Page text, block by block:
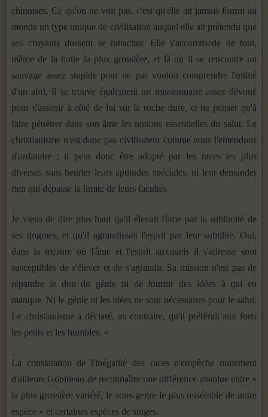
chinoises. Ce qu'on ne voit pas, c'est qu'elle ait jamais fourni au
monde un type unique de civilisation auquel elle ait prétendu que
ses croyants dussent se rattacher. Elle s'accommode de tout,
même de la hutte la plus grossière, et là où il se rencontre un
sauvage assez stupide pour ne pas vouloir comprendre l'utilité
d'un abri, il se trouve également un missionnaire assez dévoué
pour s'asseoir à côté de lui sur la roche dure, et ne penser qu'à
faire pénétrer dans son âme les notions essentielles du salut. Le
christianisme n'est donc pas civilisateur comme nous l'entendons
d'ordinaire ; il peut donc être adopté par les races les plus
diverses sans heurter leurs aptitudes spéciales, ni leur demander
rien qui dépasse la limite de leurs facultés.
Je viens de dire plus haut qu'il élevait l'âme par la subli­mité de
ses dogmes, et qu'il agrandissait l'esprit par leur sub­tilité. Oui,
dans la mesure où l'âme et l'esprit auxquels il s'a­dresse sont
susceptibles de s'élever et de s'agrandir. Sa mission n'est pas de
répandre le don du génie ni de fournir des idées à qui en
manque. Ni le génie ni les idées ne sont nécessaires pour le salut.
Le christianisme a déclaré, au contraire, qu'il préférait aux forts
les petits et les humbles. »
La constatation de l'inégalité des races n'empêche nullement
d'ailleurs Gobineau de reconnaître une différence absolue en­tre «
la plus grossière variété, le sous-genre le plus misérable de notre
espèce » et certaines espèces de singes.